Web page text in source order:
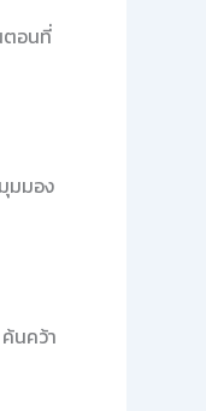
ตอนที่
มมอง
นคว้า